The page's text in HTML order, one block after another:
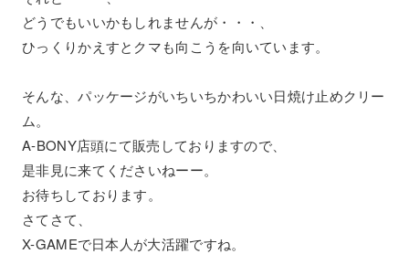
どうでもいいかもしれませんが・・・、
ひっくりかえすとクマも向こうを向いています。
そんな、パッケージがいちいちかわいい日焼け止めクリー
ム。
A-BONY店頭にて販売しておりますので、
是非見に来てくださいねーー。
お待ちしております。
さてさて、
X-GAMEで日本人が大活躍ですね。